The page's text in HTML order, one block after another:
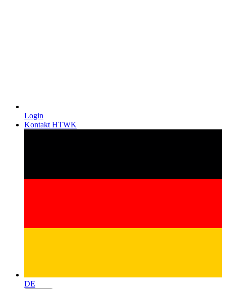
Login
Kontakt HTWK
DE